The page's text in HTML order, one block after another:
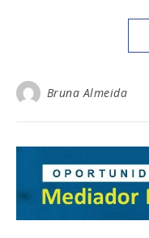
Bruna Almeida